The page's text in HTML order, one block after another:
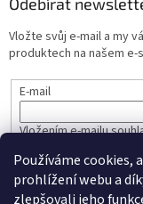
Používáme cookies,
prohlížení webu a
zlepšovali jeho
Vložte svůj e-mail a my
produktech na našem e-
E-mail
Vložením e-mailu
PŘIHLÁSIT SE